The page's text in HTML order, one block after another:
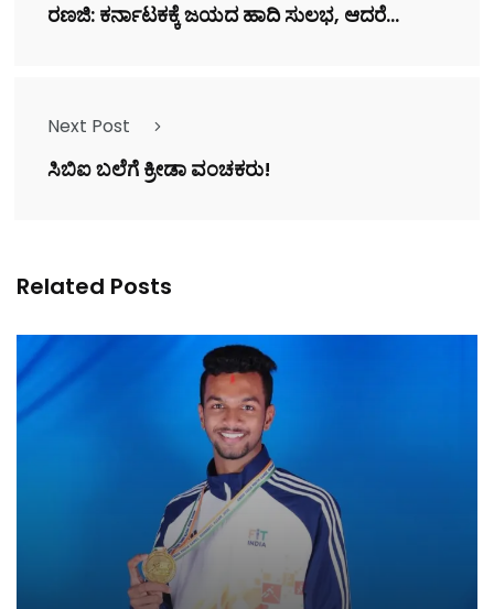
ರಣಜಿ: ಕರ್ನಾಟಕಕ್ಕೆ ಜಯದ ಹಾದಿ ಸುಲಭ, ಆದರೆ...
Next Post
ಸಿಬಿಐ ಬಲೆಗೆ ಕ್ರೀಡಾ ವಂಚಕರು!
Related Posts